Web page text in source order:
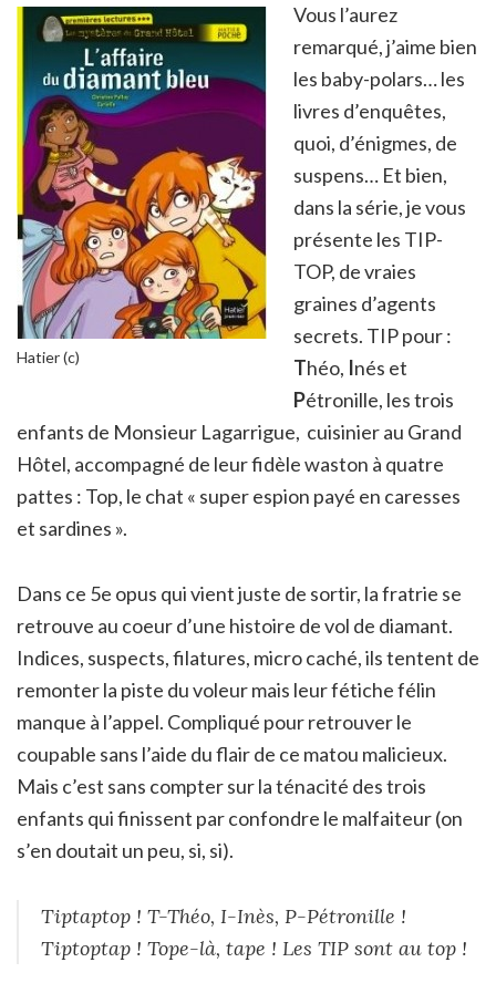
Hatier (c)
Vous l’aurez
remarqué, j’aime bien
les baby-polars… les
livres d’enquêtes,
quoi, d’énigmes, de
suspens… Et bien,
dans la série, je vous
présente les TIP-
TOP, de vraies
graines d’agents
secrets. TIP pour :
Théo, Inés et
Pétronille, les trois
enfants de Monsieur Lagarrigue, cuisinier au Grand
Hôtel, accompagné de leur fidèle waston à quatre
pattes : Top, le chat « super espion payé en caresses
et sardines ».
Dans ce 5e opus qui vient juste de sortir, la fratrie se
retrouve au coeur d’une histoire de vol de diamant.
Indices, suspects, filatures, micro caché, ils tentent de
remonter la piste du voleur mais leur fétiche félin
manque à l’appel. Compliqué pour retrouver le
coupable sans l’aide du flair de ce matou malicieux.
Mais c’est sans compter sur la ténacité des trois
enfants qui finissent par confondre le malfaiteur (on
s’en doutait un peu, si, si).
Tiptaptop ! T-Théo, I-Inès, P-Pétronille !
Tiptoptap ! Tope-là, tape ! Les TIP sont au top !